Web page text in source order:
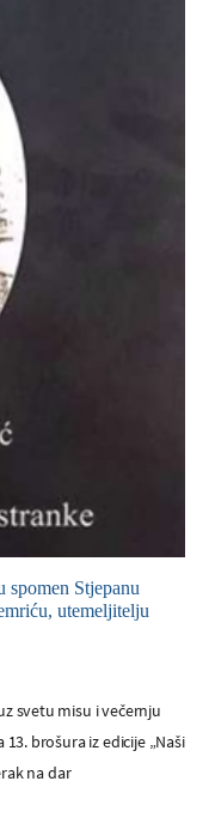
Stjepanu
utemeljitelju
svetu misu i večernju
brošura iz edicije „Naši
na dar